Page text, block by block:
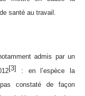
santé au travail.
admis par un
[3]
: en l’espèce la
constaté de façon